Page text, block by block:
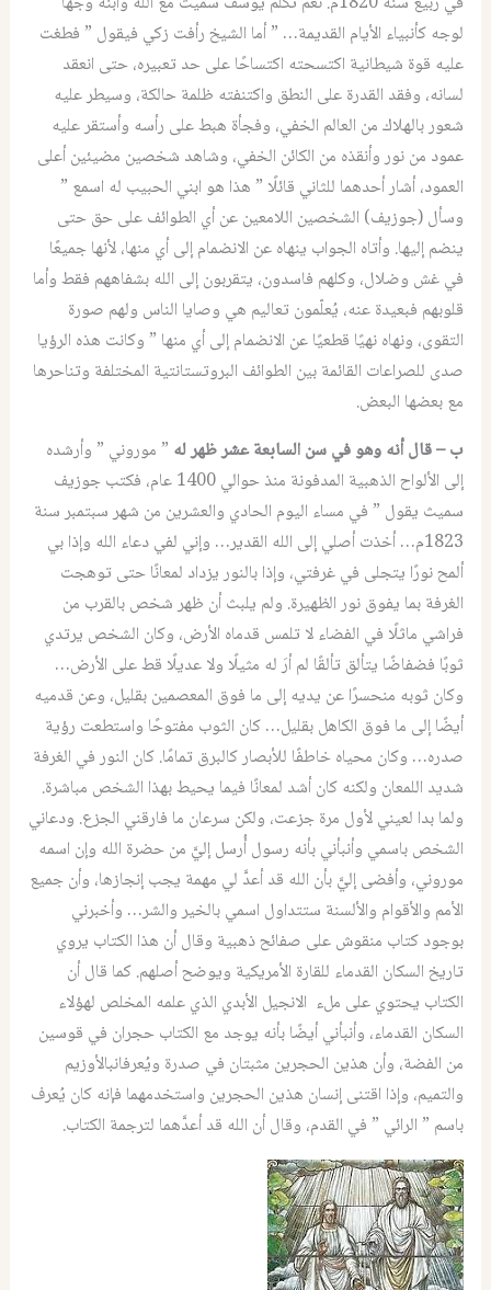
لوجه كأنبياء الأيام القديمة… ” أما الشيخ رأفت زكي فيقول ” فطغت
عليه قوة شيطانية اكتسحته اكتساحًا على حد تعبيره، حتى انعقد
لسانه، وفقد القدرة على النطق واكتنفته ظلمة حالكة، وسيطر عليه
شعور بالهلاك من العالم الخفي، وفجأة هبط على رأسه وأستقر عليه
عمود من نور وأنقذه من الكائن الخفي، وشاهد شخصين مضيئين أعلى
العمود، أشار أحدهما للثاني قائلًا ” هذا هو ابني الحبيب له اسمع ”
وسأل (جوزيف) الشخصين اللامعين عن أي الطوائف على حق حتى
ينضم إليها. وأتاه الجواب ينهاه عن الانضمام إلى أي منها، لأنها جميعًا
في غش وضلال، وكلهم فاسدون، يتقربون إلى الله بشفاههم فقط وأما
قلوبهم فبعيدة عنه، يُعلّمون تعاليم هي وصايا الناس ولهم صورة
التقوى، ونهاه نهيًا قطعيًا عن الانضمام إلى أي منها ” وكانت هذه الرؤيا
صدى للصراعات القائمة بين الطوائف البروتستانتية المختلفة وتناحرها
مع بعضها البعض.
ب – قال أنه وهو في سن السابعة عشر ظهر له ” موروني ” وأرشده
إلى الألواح الذهبية المدفونة منذ حوالي 1400 عام، فكتب جوزيف
سميث يقول ” في مساء اليوم الحادي والعشرين من شهر سبتمبر سنة
1823م… أخذت أصلي إلى الله القدير… وإني لفي دعاء الله وإذا بي
ألمح نورًا يتجلى في غرفتي، وإذا بالنور يزداد لمعانًا حتى توهجت
الغرفة بما يفوق نور الظهيرة. ولم يلبث أن ظهر شخص بالقرب من
فراشي ماثلًا في الفضاء لا تلمس قدماه الأرض، وكان الشخص يرتدي
ثوبًا فضفاضًا يتألق تألقًا لم أرَ له مثيلًا ولا عديلًا قط على الأرض…
وكان ثوبه منحسرًا عن يديه إلى ما فوق المعصمين بقليل، وعن قدميه
أيضًا إلى ما فوق الكاهل بقليل… كان الثوب مفتوحًا واستطعت رؤية
صدره… وكان محياه خاطفًا للأبصار كالبرق تمامًا. كان النور في الغرفة
شديد اللمعان ولكنه كان أشد لمعانًا فيما يحيط بهذا الشخص مباشرة.
ولما بدا لعيني لأول مرة جزعت، ولكن سرعان ما فارقني الجزع. ودعاني
الشخص باسمي وأنبأني بأنه رسول أُرسل إليَّ من حضرة الله وإن اسمه
موروني، وأفضى إليَّ بأن الله قد أعدَّ لي مهمة يجب إنجازها، وأن جميع
الأمم والأقوام والألسنة ستتداول اسمي بالخير والشر… وأخبرني
بوجود كتاب منقوش على صفائح ذهبية وقال أن هذا الكتاب يروي
تاريخ السكان القدماء للقارة الأمريكية ويوضح أصلهم. كما قال أن
الكتاب يحتوي على ملء الانجيل الأبدي الذي علمه المخلص لهؤلاء
السكان القدماء، وأنبأني أيضًا بأنه يوجد مع الكتاب حجران في قوسين
من الفضة، وأن هذين الحجرين مثبتان في صدرة ويُعرفانبالأوزيم
والتميم، وإذا اقتنى إنسان هذين الحجرين واستخدمهما فإنه كان يُعرف
باسم ” الرائي ” في القدم، وقال أن الله قد أعدَّهما لترجمة الكتاب.